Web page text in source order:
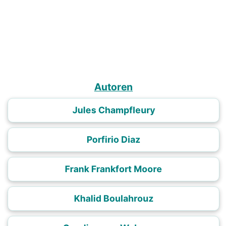
Autoren
Jules Champfleury
Porfirio Diaz
Frank Frankfort Moore
Khalid Boulahrouz